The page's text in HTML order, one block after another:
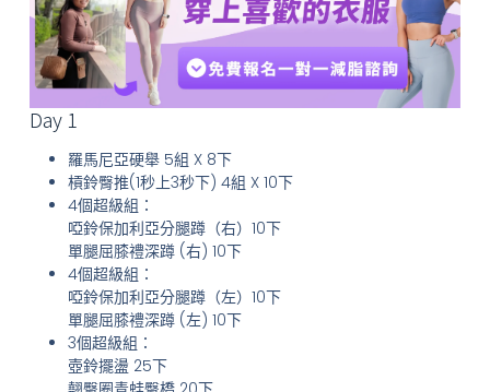
Day 1
羅馬尼亞硬舉 5組 X 8下
槓鈴臀推(1秒上3秒下) 4組 X 10下
4個超級組：
啞鈴保加利亞分腿蹲（右）10下
單腿屈膝禮深蹲 (右) 10下
4個超級組：
啞鈴保加利亞分腿蹲（左）10下
單腿屈膝禮深蹲 (左) 10下
3個超級組：
壺鈴擺盪 25下